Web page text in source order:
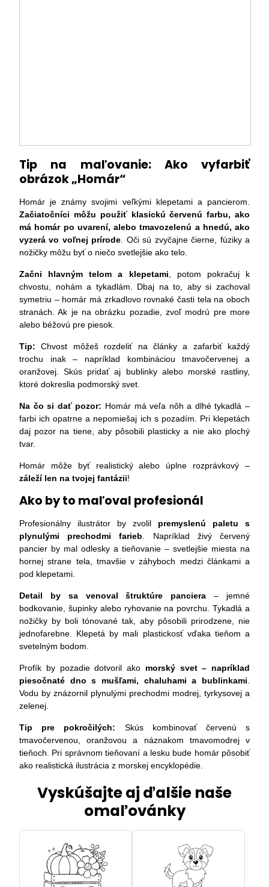
Tip na maľovanie: Ako vyfarbiť
obrázok „Homár“
Homár je známy svojimi veľkými klepetami a pancierom.
Začiatočníci môžu použiť klasickú červenú farbu, ako
má homár po uvarení, alebo tmavozelenú a hnedú, ako
vyzerá vo voľnej prírode. Oči sú zvyčajne čierne, fúziky a
nožičky môžu byť o niečo svetlejšie ako telo.
Začni hlavným telom a klepetami, potom pokračuj k
chvostu, nohám a tykadlám. Dbaj na to, aby si zachoval
symetriu – homár má zrkadlovo rovnaké časti tela na oboch
stranách. Ak je na obrázku pozadie, zvoľ modrú pre more
alebo béžovú pre piesok.
Tip: Chvost môžeš rozdeliť na články a zafarbiť každý
trochu inak – napríklad kombináciou tmavočervenej a
oranžovej. Skús pridať aj bublinky alebo morské rastliny,
ktoré dokreslia podmorský svet.
Na čo si dať pozor: Homár má veľa nôh a dlhé tykadlá –
farbi ich opatrne a nepomiešaj ich s pozadím. Pri klepetách
daj pozor na tiene, aby pôsobili plasticky a nie ako plochý
tvar.
Homár môže byť realistický alebo úplne rozprávkový –
záleží len na tvojej fantázii!
Ako by to maľoval profesionál
Profesionálny ilustrátor by zvolil premyslenú paletu s
plynulými prechodmi farieb. Napríklad živý červený
pancier by mal odlesky a tieňovanie – svetlejšie miesta na
hornej strane tela, tmavšie v záhyboch medzi článkami a
pod klepetami.
Detail by sa venoval štruktúre panciera – jemné
bodkovanie, šupinky alebo ryhovanie na povrchu. Tykadlá a
nožičky by boli tónované tak, aby pôsobili prirodzene, nie
jednofarebne. Klepetá by mali plastickosť vďaka tieňom a
svetelným bodom.
Profík by pozadie dotvoril ako morský svet – napríklad
piesočnaté dno s mušľami, chaluhami a bublinkami.
Vodu by znázornil plynulými prechodmi modrej, tyrkysovej a
zelenej.
Tip pre pokročilých: Skús kombinovať červenú s
tmavočervenou, oranžovou a náznakom tmavomodrej v
tieňoch. Pri správnom tieňovaní a lesku bude homár pôsobiť
ako realistická ilustrácia z morskej encyklopédie.
Vyskúšajte aj ďalšie naše
omaľovánky